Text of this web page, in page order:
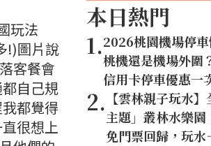
玩法
!)圖片說
客餐會
自己規
都覺得
很想上
本日熱門
1.2026桃園機場停
桃機還是機場外圍
信用卡停車優惠一
2. 【雲林親子玩水
主題」叢林水樂
免門票回歸，玩